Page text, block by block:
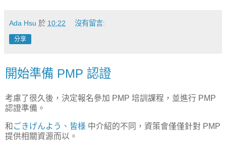
Ada Hsu 於 10:22 沒有留言:
分享
開始準備 PMP 認證
考慮了很久後，決定報名參加 PMP 培訓課程，並進行 PMP
認證準備。
和 ごきげんよう、皆様 中介紹的不同，資策會僅僅針對 PMP
提供相關資源而以。